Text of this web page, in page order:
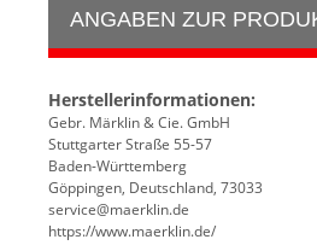
ANGABEN ZUR
Herstellerinformationen:
Gebr. Märklin & Cie. GmbH
Stuttgarter Straße 55-57
Baden-Württemberg
Göppingen, Deutschland, 73033
service@maerklin.de
https://www.maerklin.de/